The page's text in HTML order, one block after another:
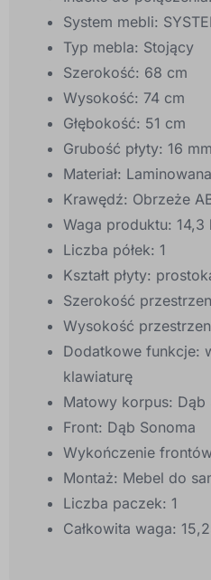
System mebli:
Typ mebla: Stojący
Szerokość: 68 cm
Wysokość: 74 cm
Głębokość: 51 cm
Grubość płyty: 16 mm
Materiał:
Krawędź: Obrzeże
Waga produktu: 14,3
Liczba półek: 1
Kształt płyty:
Szerokość
Wysokość
Dodatkowe funkcje:
klawiaturę
Matowy korpus: Dąb
Front: Dąb Sonoma
Wykończenie
Montaż: Mebel do
Liczba paczek: 1
Całkowita waga: